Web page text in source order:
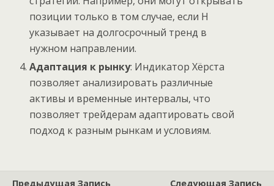
позиции только в том случае, если H
указывает на долгосрочный тренд в
нужном направлении.
Адаптация к рынку: Индикатор Хёрста
позволяет анализировать различные
активы и временные интервалы, что
позволяет трейдерам адаптировать свой
подход к разным рынкам и условиям.
Предыдущая Запись
Следующая Запись